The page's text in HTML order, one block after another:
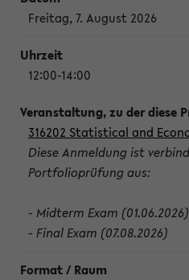
Freitag, 7. August 2026
12:00-14:00
316202 Statistical and
Diese Anmeldung ist
Portfolioprüfung aus:
- Midterm Exam (01.06.2026)
- Final Exam (07.08.2026)